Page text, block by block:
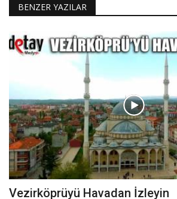
BENZER YAZILAR
Vezirköprüyü Havadan İzleyin